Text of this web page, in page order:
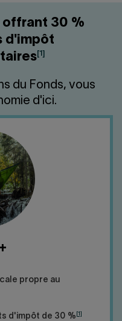
offrant 30 %
d'impôt
[1]
du Fonds, vous
d'ici.
propre au
d'impôt de 30 %